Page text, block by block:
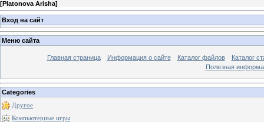
[Platonova Arisha]
Вход на сайт
Меню сайта
Главная страница Информация о сайте Каталог файлов
Каталог
Полезная
Categories
Другое
Компьютерные игры